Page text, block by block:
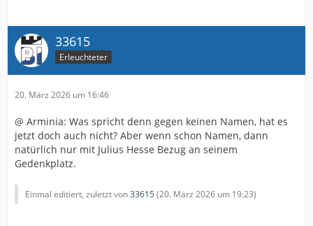
33615
Erleuchteter
20. März 2026 um 16:46
@ Arminia: Was spricht denn gegen keinen Namen, hat es
jetzt doch auch nicht? Aber wenn schon Namen, dann
natürlich nur mit Julius Hesse Bezug an seinem
Gedenkplatz.
Einmal editiert, zuletzt von33615 (20. März 2026 um 19:23)